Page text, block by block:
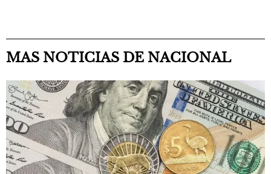
MAS NOTICIAS DE NACIONAL